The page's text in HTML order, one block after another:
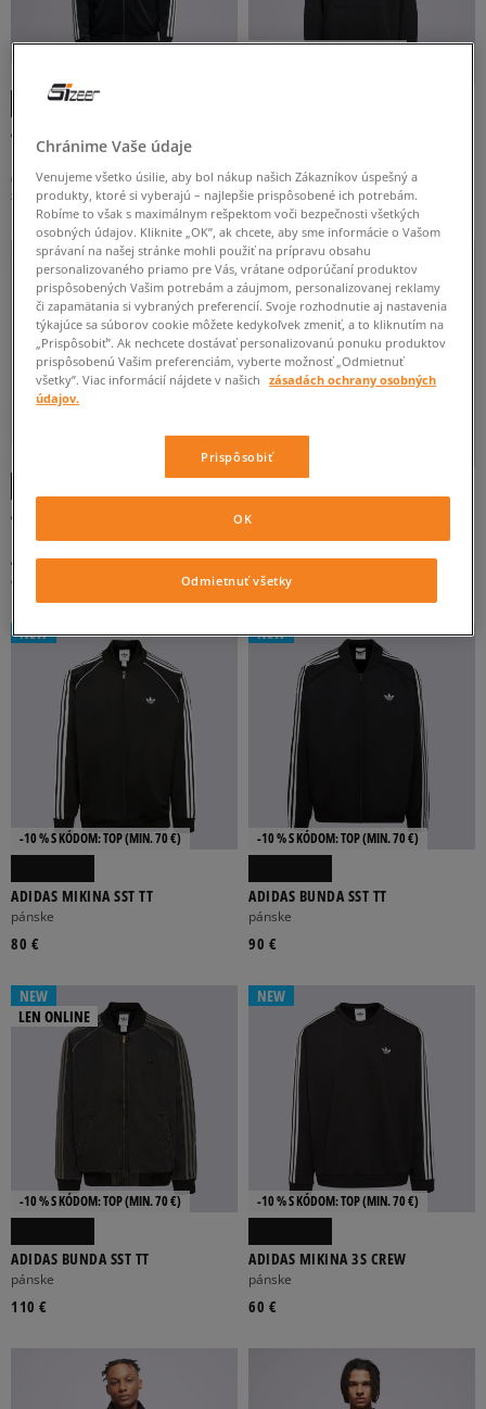
ADIDAS MIKINA SST TT
pánske
75 €
69 €
75 € -najnižšia cena
80 €
ADIDAS MIKINA SSTAR TT BLK/WHT
75 €
44 €
49 €
NEW
LEN ONLINE
-10 % S KÓDOM: TOP (MIN. 70 €)
ADIDAS MIKINA SST TT
100 €
NEW
-10 % S KÓDOM: TOP (MIN. 70 €)
ADIDAS MIKINA SST TT
pánske
80 €
NEW
-10 % S KÓDOM: TOP (MIN. 70 €)
ADIDAS BUNDA SST TT
pánske
90 €
NEW
LEN ONLINE
-10 % S KÓDOM: TOP (MIN. 70 €)
ADIDAS BUNDA SST TT
pánske
110 €
NEW
-10 % S KÓDOM: TOP (MIN. 70 €)
ADIDAS MIKINA 3S CREW
pánske
60 €
Chránime Vaše údaje
Venujeme všetko úsilie, aby bol nákup našich Zákazníkov úspešný a
produkty, ktoré si vyberajú – najlepšie prispôsobené ich potrebám.
Robíme to však s maximálnym rešpektom voči bezpečnosti všetkých
osobných údajov. Kliknite „OK”, ak chcete, aby sme informácie o Vašom
správaní na našej stránke mohli použiť na prípravu obsahu
personalizovaného priamo pre Vás, vrátane odporúčaní produktov
prispôsobených Vašim potrebám a záujmom, personalizovanej reklamy
či zapamätania si vybraných preferencií. Svoje rozhodnutie aj nastavenia
týkajúce sa súborov cookie môžete kedykoľvek zmeniť, a to kliknutím na
„Prispôsobiť”. Ak nechcete dostávať personalizovanú ponuku produktov
prispôsobenú Vašim preferenciám, vyberte možnosť „Odmietnuť
všetky”. Viac informácií nájdete v našich
zásadách ochrany osobných
údajov.
Prispôsobiť
Odmietnuť všetky
OK